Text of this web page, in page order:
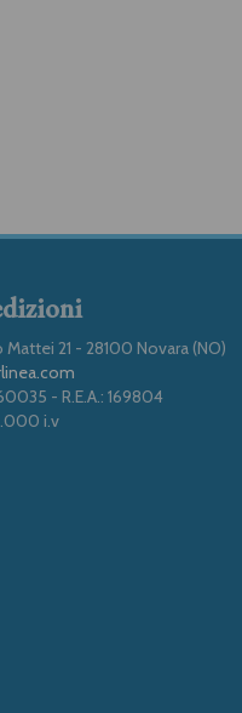
21 - 28100 Novara (NO)
- R.E.A.: 169804
i.v